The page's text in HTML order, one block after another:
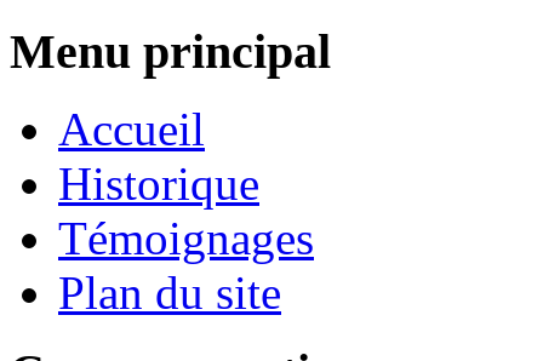
Menu principal
Accueil
Historique
Témoignages
Plan du site